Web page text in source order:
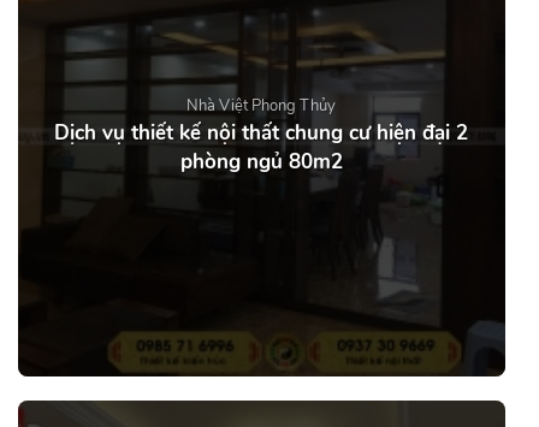
Nhà Việt Phong Thủy
Dịch vụ thiết kế nội thất chung cư hiện đại 2
phòng ngủ 80m2